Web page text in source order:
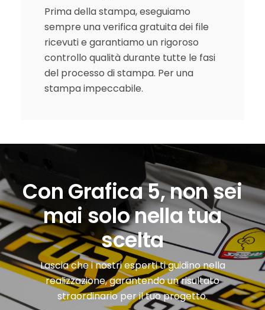
Prima della stampa, eseguiamo
sempre una verifica gratuita dei file
ricevuti e garantiamo un rigoroso
controllo qualità durante tutte le fasi
del processo di stampa. Per una
stampa impeccabile.
Con Grafica 5, non sei
mai solo nella tua
scelta
Lascia che i nostri esperti ti guidino nella
realizzazione, garantendo un risultato
straordinario per il tuo progetto.